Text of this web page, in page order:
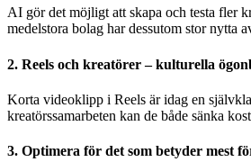
AI gör det möjligt att skapa och testa fler
medelstora bolag har dessutom stor nytta
2. Reels och kreatörer – kulturella
Korta videoklipp i Reels är idag en
kreatörssamarbeten kan de både sänka
3. Optimera för det som betyder mest